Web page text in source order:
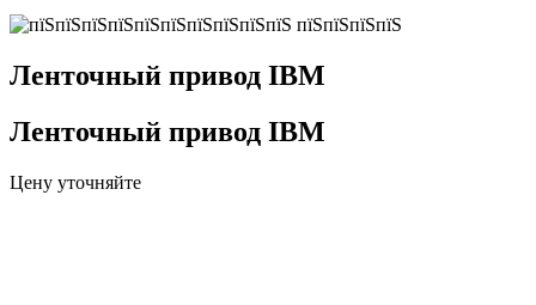
Ленточный привод IBM
Ленточный привод IBM
Цену уточняйте